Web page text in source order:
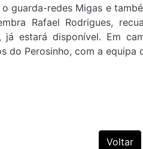
guarda-redes Migas e
Rafael Rodrigues,
já estará disponível. Em
do Perosinho, com a equipa
Voltar